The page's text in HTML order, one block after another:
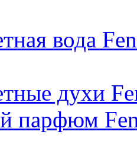
вода
духи
парфюм